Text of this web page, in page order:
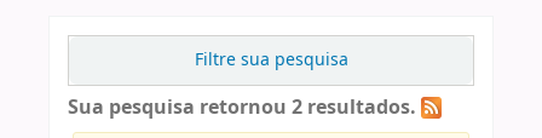
Filtre sua pesquisa
Sua pesquisa retornou 2 resultados.